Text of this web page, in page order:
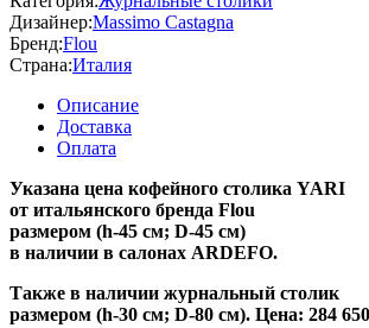
Дизайнер:Massimo Castagna
Бренд:Flou
Страна:Италия
Описание
Доставка
Оплата
Указана цена кофейного столика YARI
от итальянского бренда Flou
размером (h-45 см; D-45 см)
в наличии в салонах ARDEFO.
Также в наличии журнальный столик
размером (h-30 см; D-80 см). Цена: 284